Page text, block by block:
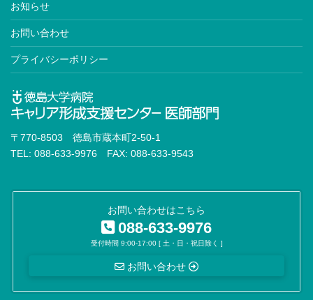
お知らせ
お問い合わせ
プライバシーポリシー
〒770-8503 徳島市蔵本町2-50-1
TEL: 088-633-9976 FAX: 088-633-9543
お問い合わせはこちら
088-633-9976
受付時間 9:00-17:00 [ 土・日・祝日除く ]
お問い合わせ